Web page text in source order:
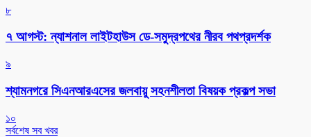
৮
৭ আগস্ট: ন্যাশনাল লাইটহাউস ডে-সমুদ্রপথের নীরব পথপ্রদর্শক
৯
শ্যামনগরে সিএনআরএসের জলবায়ু সহনশীলতা বিষয়ক প্রকল্প সভা
১০
সর্বশেষ সব খবর